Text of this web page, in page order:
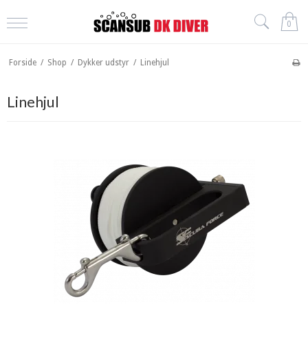
0
Forside / Shop / Dykker udstyr / Linehjul
Linehjul